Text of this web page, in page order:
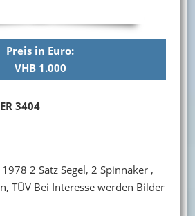
Preis in Euro:
VHB 1.000
3404
2 Satz Segel, 2 Spinnaker ,
TÜV Bei Interesse werden Bilder